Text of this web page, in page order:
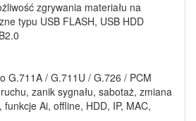
zgrywania materiału na
typu USB FLASH, USB HDD
G.711A / G.711U / G.726 / PCM
zanik sygnału, sabotaż, zmiana
funkcje Ai, offline, HDD, IP, MAC,